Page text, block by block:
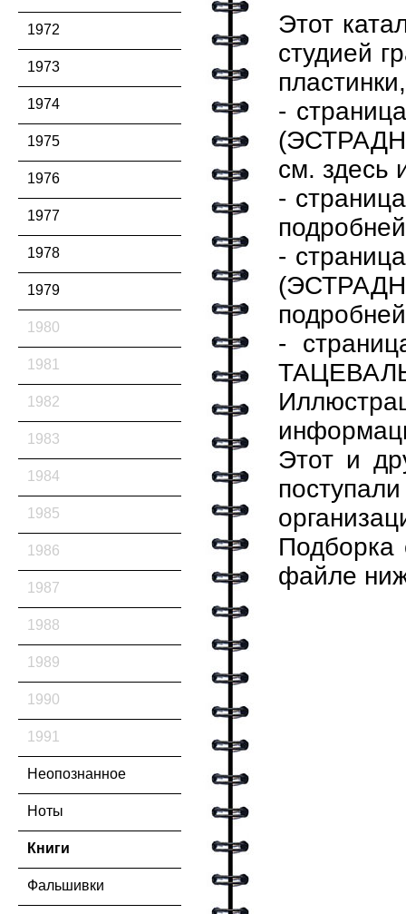
1972
1973
1974
1975
1976
1977
1978
1979
1980
1981
1982
1983
1984
1985
1986
1987
1988
1989
1990
1991
Неопознанное
Ноты
Книги
Фальшивки
Этот
студией
-
см. здесь
-
-
-
Этот и
Подборка
файле